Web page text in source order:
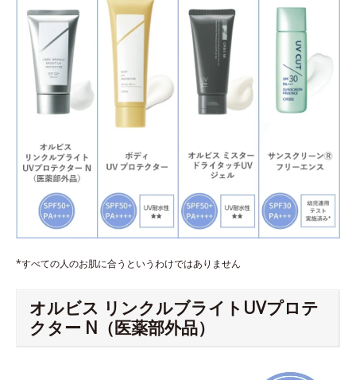
*すべての人のお肌に合うというわけではありません
オルビス リンクルブライトUVプロテ
クター N（医薬部外品）